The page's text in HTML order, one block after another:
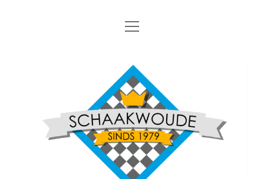
Nieuws
Algemene Informatie
Privacy Statement
Interne Competitie
dropdown
menu
Competitiereglement
Externe Competitie open
KNSB: Schaakwoude I
Jeugdschaken
open
Schaakvereniging
Schaakwoude